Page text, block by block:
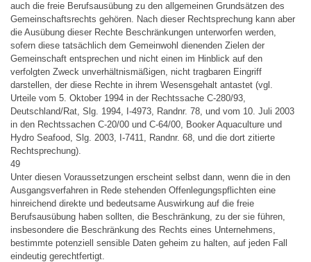
auch die freie Berufsausübung zu den allgemeinen Grundsätzen des
Gemeinschaftsrechts gehören. Nach dieser Rechtsprechung kann aber
die Ausübung dieser Rechte Beschränkungen unterworfen werden,
sofern diese tatsächlich dem Gemeinwohl dienenden Zielen der
Gemeinschaft entsprechen und nicht einen im Hinblick auf den
verfolgten Zweck unverhältnismäßigen, nicht tragbaren Eingriff
darstellen, der diese Rechte in ihrem Wesensgehalt antastet (vgl.
Urteile vom 5. Oktober 1994 in der Rechtssache C-280/93,
Deutschland/Rat, Slg. 1994, I-4973, Randnr. 78, und vom 10. Juli 2003
in den Rechtssachen C-20/00 und C-64/00, Booker Aquaculture und
Hydro Seafood, Slg. 2003, I-7411, Randnr. 68, und die dort zitierte
Rechtsprechung).
49
Unter diesen Voraussetzungen erscheint selbst dann, wenn die in den
Ausgangsverfahren in Rede stehenden Offenlegungspflichten eine
hinreichend direkte und bedeutsame Auswirkung auf die freie
Berufsausübung haben sollten, die Beschränkung, zu der sie führen,
insbesondere die Beschränkung des Rechts eines Unternehmens,
bestimmte potenziell sensible Daten geheim zu halten, auf jeden Fall
eindeutig gerechtfertigt.